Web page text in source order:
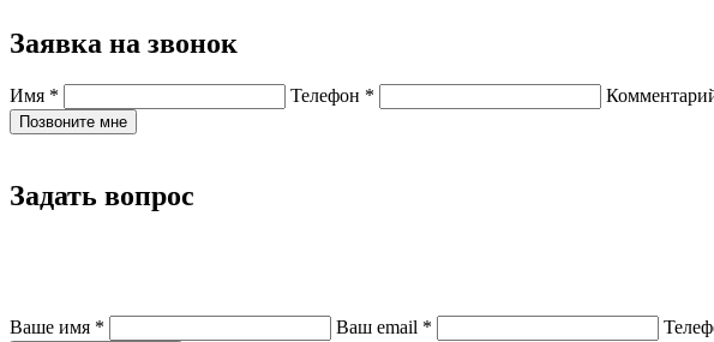
Заявка на звонок
Имя * Телефон *
Позвоните мне
Задать вопрос
Ваше имя * Ваш email *